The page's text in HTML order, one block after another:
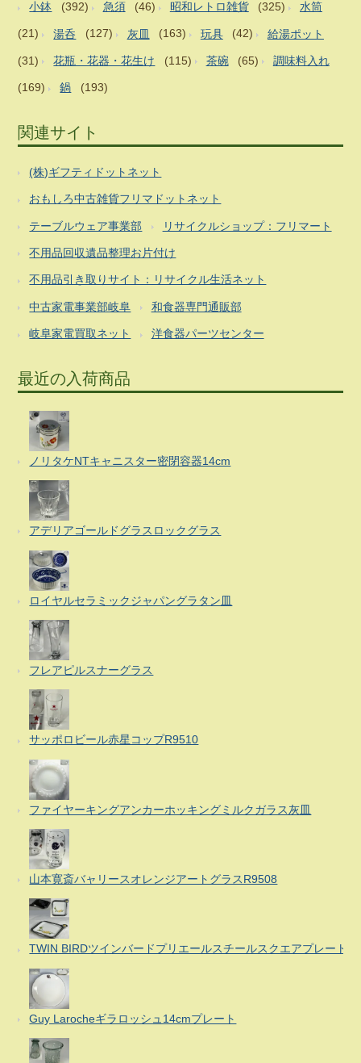
小鉢 (392) 急須 (46) 昭和レトロ雑貨 (325) 水筒
(21) 湯呑 (127) 灰皿 (163) 玩具 (42) 給湯ポット
(31) 花瓶・花器・花生け (115) 茶碗 (65) 調味料入れ
(169) 鍋 (193)
関連サイト
(株)ギフティドットネット
おもしろ中古雑貨フリマドットネット
テーブルウェア事業部 リサイクルショップ：フリマート
不用品回収遺品整理お片付け
不用品引き取りサイト：リサイクル生活ネット
中古家電事業部岐阜 和食器専門通販部
岐阜家電買取ネット 洋食器パーツセンター
最近の入荷商品
ノリタケNTキャニスター密閉容器14cm
アデリアゴールドグラスロックグラス
ロイヤルセラミックジャパングラタン皿
フレアピルスナーグラス
サッポロビール赤星コップR9510
ファイヤーキングアンカーホッキングミルクガラス灰皿
山本寛斎バャリースオレンジアートグラスR9508
TWIN BIRDツインバードプリエールスチールスクエアプレート
Guy Larocheギラロッシュ14cmプレート